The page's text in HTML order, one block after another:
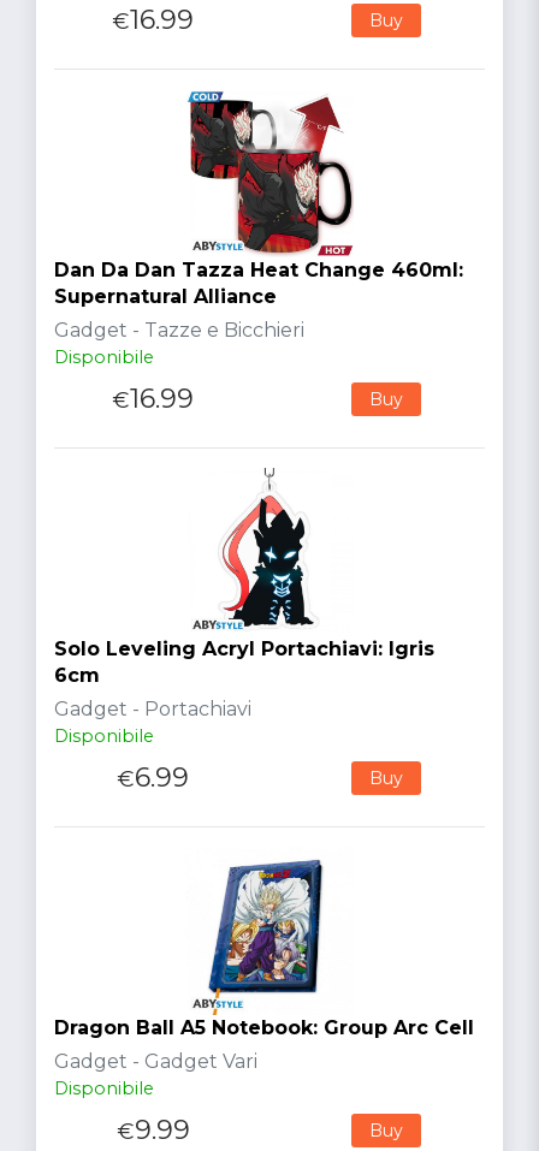
€16.99 Buy
Dan Da Dan Tazza Heat Change 460ml:
Supernatural Alliance
Gadget - Tazze e Bicchieri
Disponibile
€16.99 Buy
Solo Leveling Acryl Portachiavi: Igris
6cm
Gadget - Portachiavi
Disponibile
€6.99 Buy
Dragon Ball A5 Notebook: Group Arc Cell
Gadget - Gadget Vari
Disponibile
€9.99 Buy